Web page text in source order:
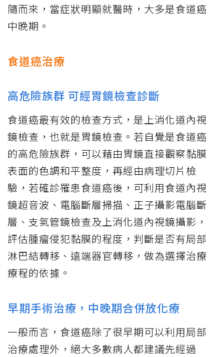
隨而來，當症狀明顯就醫時，大多是食道癌
中晚期。
食道癌治療
高危險族群 可經胃鏡檢查診斷
食道癌最有效的檢查方式，是上消化道內視
鏡檢查，也就是胃鏡檢查。若自覺是食道癌
的高危險族群，可以藉由胃鏡直接觀察黏膜
表面的色調和平整度，再經由病理切片檢
驗，若確診罹患食道癌後，可利用食道內視
鏡超音波、電腦斷層掃描、正子攝影電腦斷
層、支氣管鏡檢查及上消化道內視鏡攝影，
評估腫瘤侵犯黏膜的程度，判斷是否有局部
淋巴結轉移、遠端器官轉移，做為選擇治療
療程的依據。
早期手術治療，中晚期合併放化療
一般而言，食道癌除了很早期可以利用局部
治療處理外，絕大多數病人都建議先經過